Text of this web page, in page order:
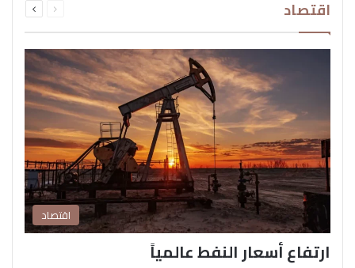
اقتصاد الصفحةالصفحة
اقتصاد
ارتفاع أسعار النفط عالمياً